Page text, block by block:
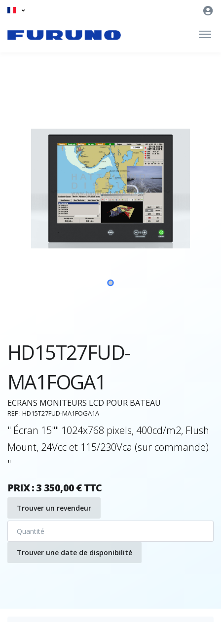
HD15T27FUD-
MA1FOGA1
ECRANS MONITEURS LCD POUR BATEAU
REF : HD15T27FUD-MA1FOGA1A
" Écran 15"" 1024x768 pixels, 400cd/m2, Flush
Mount, 24Vcc et 115/230Vca (sur commande)
"
PRIX : 3 350,00 € TTC
Trouver un revendeur
Trouver une date de disponibilité